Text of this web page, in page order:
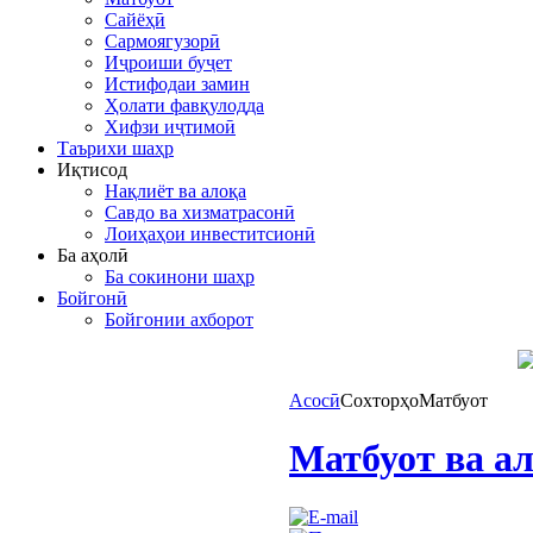
Сайёҳӣ
Сармоягузорӣ
Иҷроиши буҷет
Истифодаи замин
Ҳолати фавқулодда
Хифзи иҷтимоӣ
Таърихи шаҳр
Иқтисод
Нақлиёт ва алоқа
Савдо ва хизматрасонӣ
Лоиҳаҳои инвеститсионӣ
Ба аҳолӣ
Ба сокинони шаҳр
Бойгонӣ
Бойгонии ахборот
АсосӣСохторҳоМатбуот
Матбуот ва